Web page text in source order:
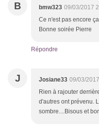
B bmw323 09/03/2017
Ce n'est pas encore
Bonne soirée Pierre
Répondre
J Josiane33 09/03/
Rien à rajouter
d'autres ont prévenu.
sombre....Bisous et